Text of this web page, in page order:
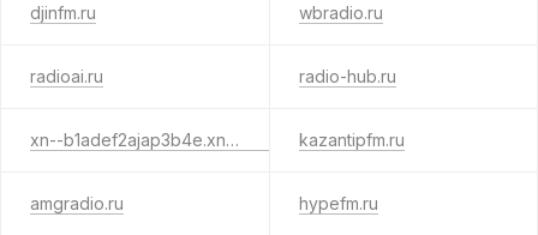
djinfm.ru wbradio.ru
radioai.ru radio-hub.ru
xn--b1adef2ajap3b4e.xn--p1ai kazantipfm.ru
amgradio.ru hypefm.ru